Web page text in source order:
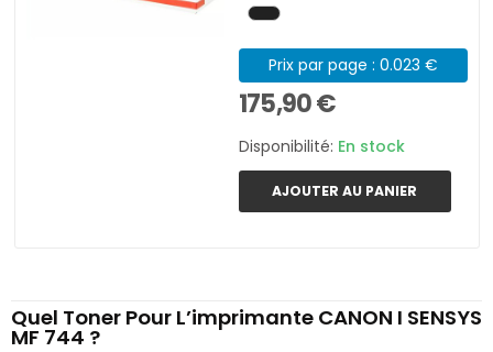
Prix par page : 0.023 €
175,90 €
Disponibilité: En stock
AJOUTER AU PANIER
Quel Toner Pour L’imprimante CANON I SENSYS
MF 744 ?